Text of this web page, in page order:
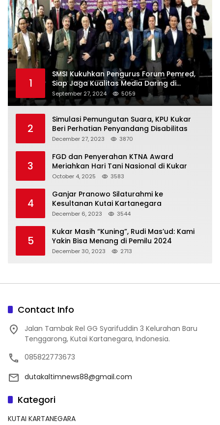
1
SMSI Kukuhkan Pengurus Forum Pemred,
Siap Jaga Kualitas Media Daring di
Indonesia
September 27, 2024 5059
2
Simulasi Pemungutan Suara, KPU Kukar
Beri Perhatian Penyandang Disabilitas
December 27, 2023 3870
3
FGD dan Penyerahan KTNA Award
Meriahkan Hari Tani Nasional di Kukar
October 4, 2025 3583
4
Ganjar Pranowo Silaturahmi ke
Kesultanan Kutai Kartanegara
December 6, 2023 3544
5
Kukar Masih “Kuning”, Rudi Mas’ud: Kami
Yakin Bisa Menang di Pemilu 2024
December 30, 2023 2713
Contact Info
Jalan Tambak Rel GG Syarifuddin 3 Kelurahan Baru
Tenggarong, Kutai Kartanegara, Indonesia.
085822773673
dutakaltimnews88@gmail.com
Kategori
KUTAI KARTANEGARA